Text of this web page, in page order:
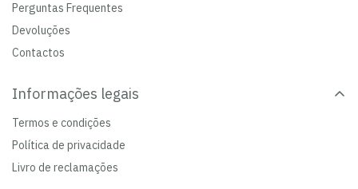
Perguntas Frequentes
Devoluções
Contactos
Informações legais
Termos e condições
Política de privacidade
Livro de reclamações